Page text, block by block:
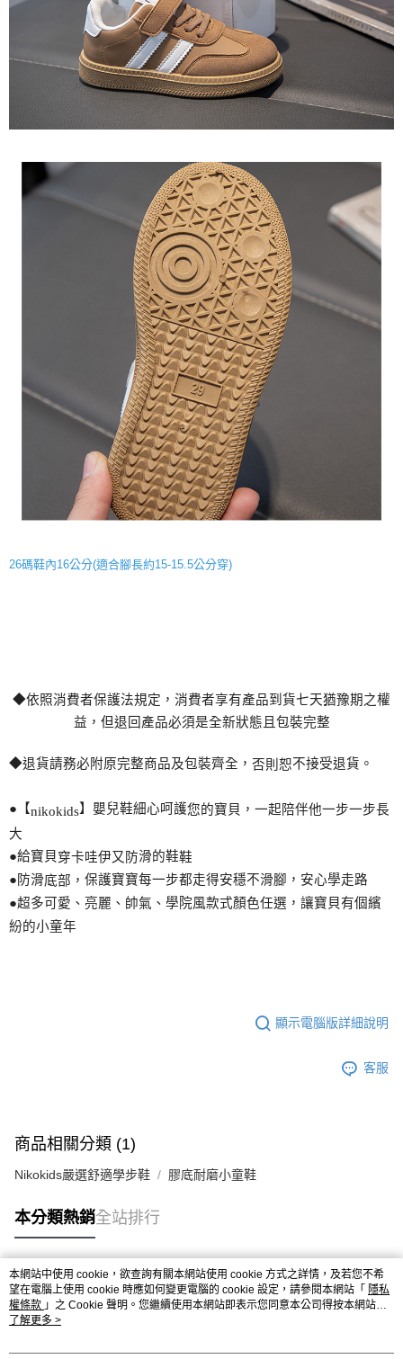
26碼鞋內16公分(適合腳長約15-15.5公分穿)
◆依照消費者保護法規定，消費者享有產品到貨七天猶豫期之權
益，但退回 產品必須是全新狀態且包裝完整
◆退貨請務必附原完整商品及包裝齊全， 否則恕不接受退貨。
●【nikokids】嬰兒鞋細心呵護您的寶貝，一起陪伴他一步一步長
大
●給寶貝穿卡哇伊又防滑的鞋鞋
●防滑底部， 保護寶寶每一步都走得安穩不滑腳 ，安心學走路
●超多可愛、亮麗、帥氣、學院風款式顏色任選，讓寶貝有個繽
紛的小童年
顯示電腦版詳細說明
客服
商品相關分類 (1)
Nikokids嚴選舒適學步鞋 膠底耐磨小童鞋
本分類熱銷全站排行
熱門標籤
本網站中使用 cookie，欲查詢有關本網站使用 cookie 方式之詳情，及若您不希
望在電腦上使用 cookie 時應如何變更電腦的 cookie 設定，請參閱本網站「 隱私
權條款 」之 Cookie 聲明。您繼續使用本網站即表示您同意本公司得按本網站使
用條款之 Cookie 聲明使用 cookie。
了解更多 >